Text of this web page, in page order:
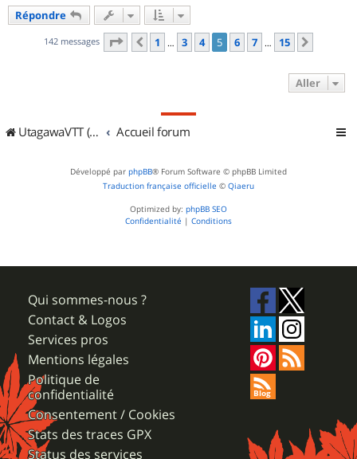
Répondre
142 messages Page 5sur 15
Précédent
1 … 3 4 5 6 7 … 15
Aller
UtagawaVTT (Randos VTT et VTTAE avec traces GPS) Accueil forum
Développé par phpBB® Forum Software © phpBB Limited
Traduction française officielle © Qiaeru
Optimized by: phpBB SEO
Confidentialité | Conditions
Qui sommes-nous ?
Contact & Logos
Services pros
Mentions légales
Politique de
confidentialité
Consentement / Cookies
Stats des traces GPX
Status des services